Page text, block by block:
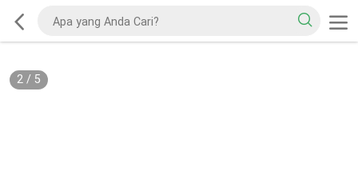
2/ 5